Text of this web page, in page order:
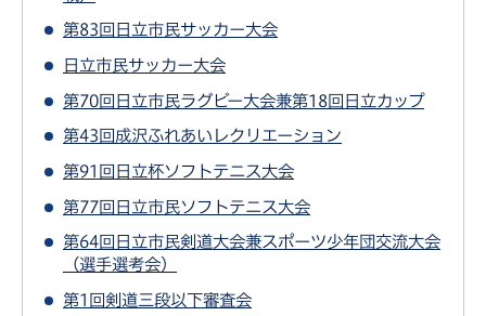
第83回日立市民サッカー大会
日立市民サッカー大会
第70回日立市民ラグビー大会兼第18回日立カップ
第43回成沢ふれあいレクリエーション
第91回日立杯ソフトテニス大会
第77回日立市民ソフトテニス大会
第64回日立市民剣道大会兼スポーツ少年団交流大会
（選手選考会）
第1回剣道三段以下審査会